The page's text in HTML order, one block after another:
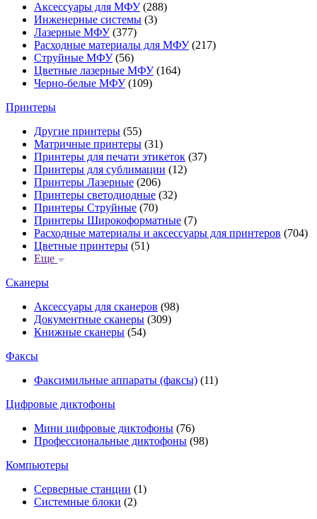
Аксессуары для МФУ(288)
Инженерные системы (3)
Лазерные МФУ(377)
Расходные материалы для МФУ(217)
Струйные МФУ(56)
Цветные лазерные МФУ(164)
Черно-белые МФУ(109)
Принтеры
Другие принтеры (55)
Матричные принтеры (31)
Принтеры для печати этикеток (37)
Принтеры для сублимации (12)
Принтеры Лазерные (206)
Принтеры светодиодные (32)
Принтеры Струйные (70)
Принтеры Широкоформатные (7)
Расходные материалы и аксессуары для принтеров (704)
Цветные принтеры (51)
Еще
Сканеры
Аксессуары для сканеров (98)
Документные сканеры (309)
Книжные сканеры (54)
Факсы
Факсимильные аппараты (факсы) (11)
Цифровые диктофоны
Мини цифровые диктофоны (76)
Профессиональные диктофоны (98)
Компьютеры
Серверные станции (1)
Системные блоки (2)